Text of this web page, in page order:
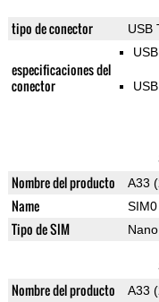
tipo de conector USB
especificaciones del
conector
Nombre del producto A33
Name SIM0
Tipo de SIM
Nombre del producto A33